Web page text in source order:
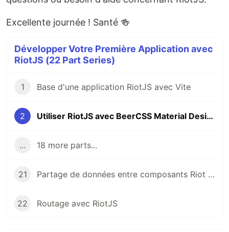
Excellente journée ! Santé 🍻
Développer Votre Première Application avec
RiotJS (22 Part Series)
1 Base d'une application RiotJS avec Vite
2 Utiliser RiotJS avec BeerCSS Material Design 3
... 18 more parts...
21 Partage de données entre composants Riot avec Riot-Meiosis (State Manager)
22 Routage avec RiotJS